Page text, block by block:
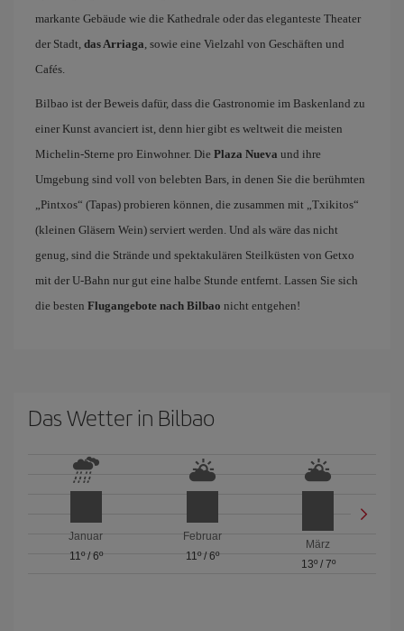
markante Gebäude wie die Kathedrale oder das eleganteste Theater
der Stadt, das Arriaga, sowie eine Vielzahl von Geschäften und
Cafés.
Bilbao ist der Beweis dafür, dass die Gastronomie im Baskenland zu
einer Kunst avanciert ist, denn hier gibt es weltweit die meisten
Michelin-Sterne pro Einwohner. Die Plaza Nueva und ihre
Umgebung sind voll von belebten Bars, in denen Sie die berühmten
„Pintxos“ (Tapas) probieren können, die zusammen mit „Txikitos“
(kleinen Gläsern Wein) serviert werden. Und als wäre das nicht
genug, sind die Strände und spektakulären Steilküsten von Getxo
mit der U-Bahn nur gut eine halbe Stunde entfernt. Lassen Sie sich
die besten Flugangebote nach Bilbao nicht entgehen!
Das Wetter in Bilbao
Januar
11º/ 6º
Februar
11º/ 6º
März
13º/ 7º